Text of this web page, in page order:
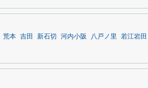
荒本 吉田 新石切 河内小阪 八戸ノ里
若江岩田